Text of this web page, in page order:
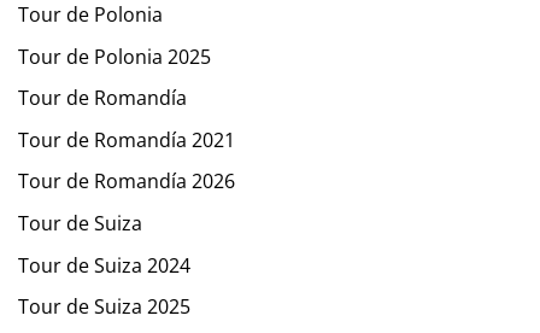
Tour de Polonia
Tour de Polonia 2025
Tour de Romandía
Tour de Romandía 2021
Tour de Romandía 2026
Tour de Suiza
Tour de Suiza 2024
Tour de Suiza 2025